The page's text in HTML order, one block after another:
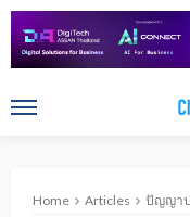
Home Articles ปัญญาปร